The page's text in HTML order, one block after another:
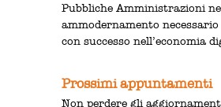
Pubbliche Amministrazioni
ammodernamento
con successo nell’economia
Prossimi appuntamenti
Non perdere gli